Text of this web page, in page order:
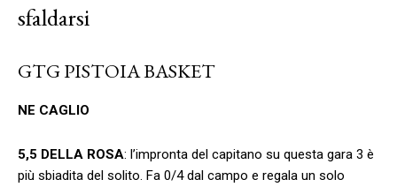
sfaldarsi
GTG PISTOIA BASKET
NE CAGLIO
5,5 DELLA ROSA: l’impronta del capitano su questa gara 3 è
più sbiadita del solito. Fa 0/4 dal campo e regala un solo